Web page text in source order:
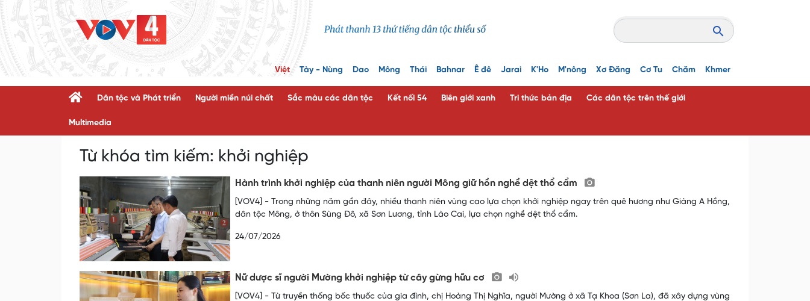
Việt Tày - Nùng Dao Mông Thái Bahnar Ê đê Jarai K'Ho M'nông Xơ Đăng Cơ Tu Chăm Khmer
Dân tộc và Phát triển Người miền núi chất Sắc màu các dân tộc Kết nối 54 Biên giới xanh Tri thức bản địa Các dân tộc trên thế giới
Multimedia
Từ khóa tìm kiếm: khởi nghiệp
Hành trình khởi nghiệp của thanh niên người Mông giữ hồn nghề dệt thổ cẩm
[VOV4] - Trong những năm gần đây, nhiều thanh niên vùng cao lựa chọn khởi nghiệp ngay trên quê hương như Giàng A Hồng,
dân tộc Mông, ở thôn Sùng Đô, xã Sơn Lương, tỉnh Lào Cai, lựa chọn nghề dệt thổ cẩm.
24/07/2026
Nữ dược sĩ người Mường khởi nghiệp từ cây gừng hữu cơ
[VOV4] - Từ truyền thống bốc thuốc của gia đình, chị Hoàng Thị Nghĩa, người Mường ở xã Tạ Khoa (Sơn La), đã xây dựng vùng